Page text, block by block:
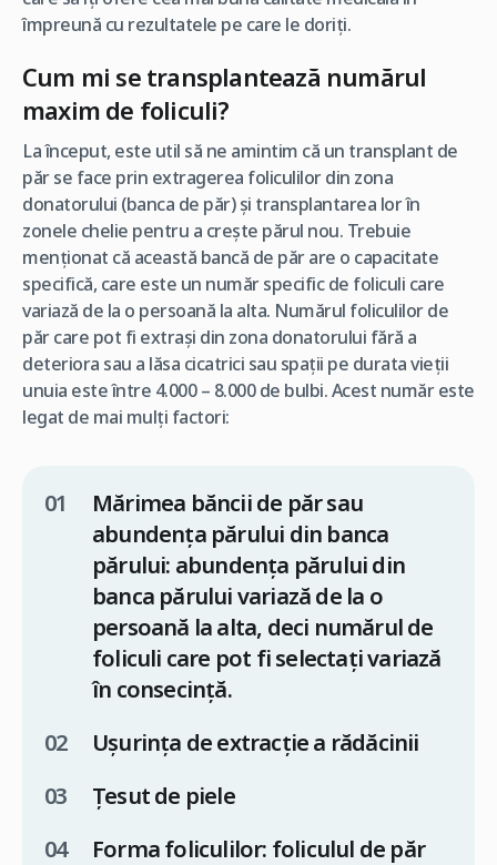
împreună cu rezultatele pe care le doriți.
Cum mi se transplantează numărul
maxim de foliculi?
La început, este util să ne amintim că un transplant de
păr se face prin extragerea foliculilor din zona
donatorului (banca de păr) și transplantarea lor în
zonele chelie pentru a crește părul nou. Trebuie
menționat că această bancă de păr are o capacitate
specifică, care este un număr specific de foliculi care
variază de la o persoană la alta. Numărul foliculilor de
păr care pot fi extrași din zona donatorului fără a
deteriora sau a lăsa cicatrici sau spații pe durata vieții
unuia este între 4.000 – 8.000 de bulbi. Acest număr este
legat de mai mulți factori:
Mărimea băncii de păr sau
abundența părului din banca
părului: abundența părului din
banca părului variază de la o
persoană la alta, deci numărul de
foliculi care pot fi selectați variază
în consecință.
Ușurința de extracție a rădăcinii
Țesut de piele
Forma foliculilor: foliculul de păr